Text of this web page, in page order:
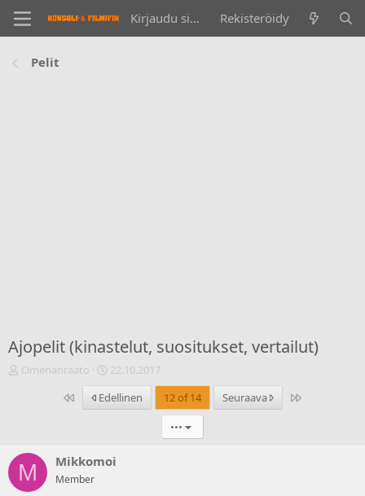
Kirjaudu sisään Rekisteröidy
Pelit
Ajopelit (kinastelut, suositukset, vertailut)
V
k
e
Omenanraato
A
o
i
s
22.10.2017
Ensimmäinen
Edellinen 12 of 14 Seuraava Last
•••
M Mikkomoi
Member